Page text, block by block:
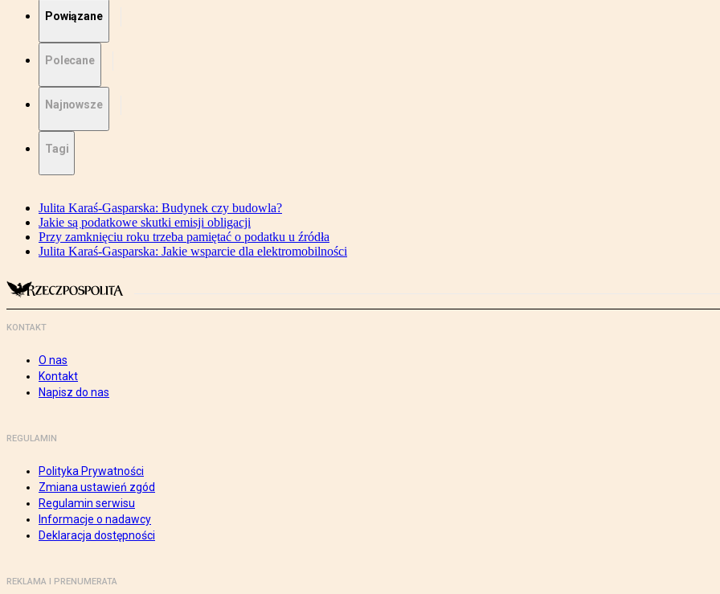
Powiązane
Polecane
Najnowsze
Tagi
Julita Karaś-Gasparska: Budynek czy budowla?
Jakie są podatkowe skutki emisji obligacji
Przy zamknięciu roku trzeba pamiętać o podatku u źródła
Julita Karaś-Gasparska: Jakie wsparcie dla elektromobilności
KONTAKT
O nas
Kontakt
Napisz do nas
REGULAMIN
Polityka Prywatności
Zmiana ustawień zgód
Regulamin serwisu
Informacje o nadawcy
Deklaracja dostępności
REKLAMA I PRENUMERATA